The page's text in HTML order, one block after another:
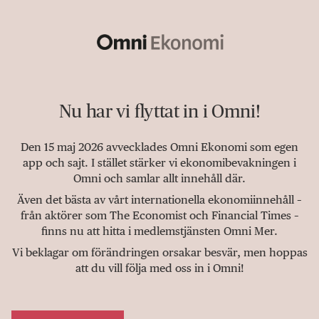
Nu har vi flyttat in i Omni!
Den 15 maj 2026 avvecklades Omni Ekonomi som egen
app och sajt. I stället stärker vi ekonomibevakningen i
Omni och samlar allt innehåll där.
Även det bästa av vårt internationella ekonomiinnehåll –
från aktörer som The Economist och Financial Times –
finns nu att hitta i medlemstjänsten Omni Mer.
Vi beklagar om förändringen orsakar besvär, men hoppas
att du vill följa med oss in i Omni!